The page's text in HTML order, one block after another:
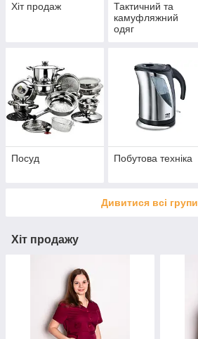
Хіт продаж
Тактичний та
камуфляжний
одяг
Посуд Побутова техніка
Дивитися всі групи
Хіт продажу